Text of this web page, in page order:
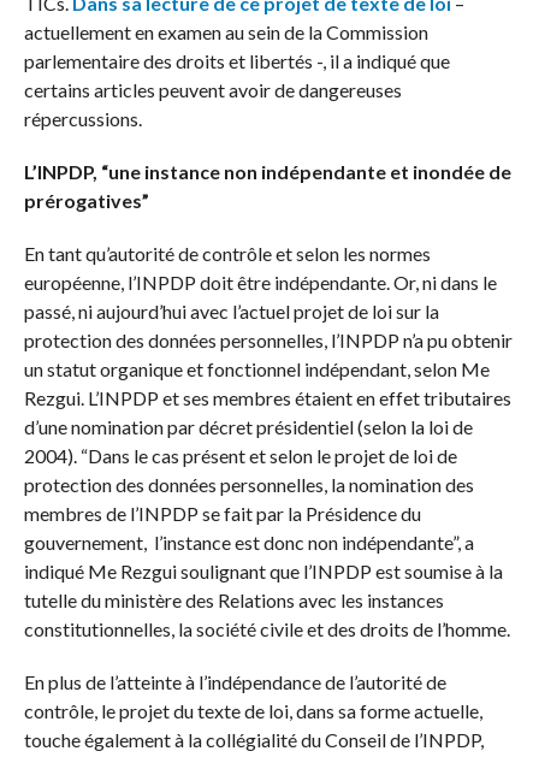
actuellement en examen au sein de la Commission
parlementaire des droits et libertés -, il a indiqué que
certains articles peuvent avoir de dangereuses
répercussions.
L’INPDP, “une instance non indépendante et inondée de
prérogatives”
En tant qu’autorité de contrôle et selon les normes
européenne, l’INPDP doit être indépendante. Or, ni dans le
passé, ni aujourd’hui avec l’actuel projet de loi sur la
protection des données personnelles, l’INPDP n’a pu obtenir
un statut organique et fonctionnel indépendant, selon Me
Rezgui. L’INPDP et ses membres étaient en effet tributaires
d’une nomination par décret présidentiel (selon la loi de
2004). “Dans le cas présent et selon le projet de loi de
protection des données personnelles, la nomination des
membres de l’INPDP se fait par la Présidence du
gouvernement, l’instance est donc non indépendante”, a
indiqué Me Rezgui soulignant que l’INPDP est soumise à la
tutelle du ministère des Relations avec les instances
constitutionnelles, la société civile et des droits de l’homme.
En plus de l’atteinte à l’indépendance de l’autorité de
contrôle, le projet du texte de loi, dans sa forme actuelle,
touche également à la collégialité du Conseil de l’INPDP,